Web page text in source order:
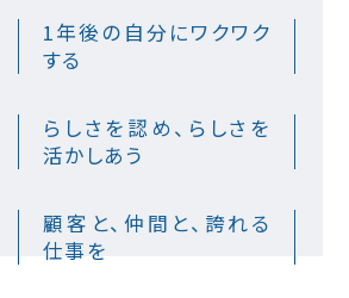
1年後の自分にワクワク
する
らしさを認め、らしさを
活かしあう
顧客と、仲間と、誇れる
仕事を